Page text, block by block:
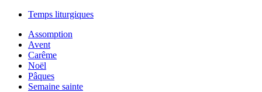
Temps liturgiques
Assomption
Avent
Carême
Noël
Pâques
Semaine sainte